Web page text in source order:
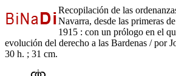
Recopilación de las
Navarra, desde las primeras
1915 : con un prólogo en el
evolución del derecho a las Bardenas / por
30 h. ; 31 cm.